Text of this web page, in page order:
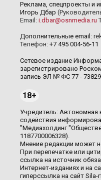
Реклама, спецпроекты и
Игорь Дбар
Email: i.dbar@osnmedia.ru
Дополнительные email:
Телефон: +7 495 004-56-11
Сетевое издание
зарегистрировано
запись ЭЛ № ФС 77 -
18+
Учредитель: Автономная
содействия
"Медиахолдинг
1187700006328).
Мнение редакции может
При перепечатке или
ссылка на источник
Интернет-изданиях и на
гиперссылка на сайт Sila-